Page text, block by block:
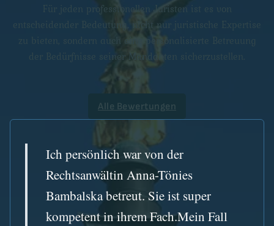
Für jeden professionellen Juristen ist es von
entscheidender Bedeutung, nicht nur juristische Expertise
zu bieten, sondern auch eine personalisierte Betreuung
der Bedürfnisse seiner Mandanten sicherzustellen.
Alle Bewertungen
Ich persönlich war von der
Rechtsanwältin Anna-Tönies
Bambalska betreut. Sie ist super
kompetent in ihrem Fach.Mein Fall